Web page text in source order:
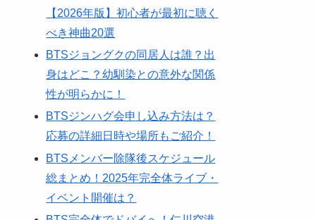
【2026年版】初心者が最初に聴く
べき神曲20選
BTSジョングクの同居人は誰？出
身はどこ？幼馴染との意外な関係
性が明らかに！
BTSジンハグ会申し込み方法は？
応募の詳細日時や場所もご紹介！
BTSメンバー除隊後スケジュール
総まとめ！2025年完全体ライブ・
イベント開催は？